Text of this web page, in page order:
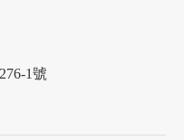
1號